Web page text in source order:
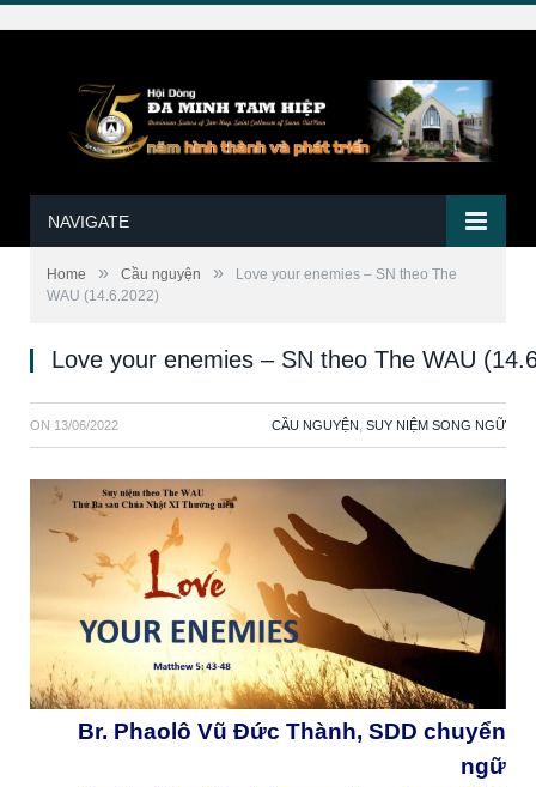
NAVIGATE
Home » Cầu nguyện »
Love your enemies – SN theo The
WAU (14.6.2022)
Love your enemies – SN theo The WAU
ON 13/06/2022 CẦU NGUYỆN SUY NIỆM SONG NGỮ
Br. Phaolô Vũ Đức Thành, SDD chuyển
ngữ